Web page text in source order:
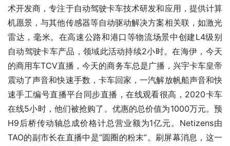
术开发商，专注于自动驾驶卡车技术研发和应用，提供计算
机愿景，与其他传感器等自动驱动解决方案相关联，如激光
雷达，毫米。在高速公路和港口等物流场景中创建L4级别
自动驾驶卡车产品，领域此活动持续2小时。在海伊，今天
的商用车TCV直播，今天的商务车总是广播，兴宇卡车皇帝
震动了声音和快速手数，卡车回家，一汽解放帆船声音和快
速手工编号直播平台同步直播，在线观看很高，2020卡车
在线5小时，他们被抢购了。优惠的总价值为1000万元。预
H9后桥传动轴总成价格计总营业额为1亿元。Netizens由
TAO的副市长在直播中是“圆圈的粉末”。刷屏幕消息，这一